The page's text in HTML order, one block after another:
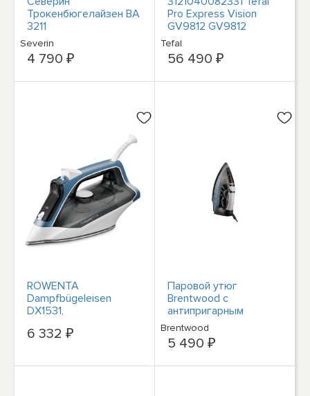
Трокенбюгелайзен BA
3211
Severin
4 790 ₽
Pro Express Vision
GV9812 GV9812
Тефаль
Tefal
56 490 ₽
ROWENTA
Dampfbügeleisen
DX1531,
#1906988
6 332 ₽
Паровой утюг
Brentwood с
антипригарным
покрытием, черный
MPI-62
Brentwood
5 490 ₽